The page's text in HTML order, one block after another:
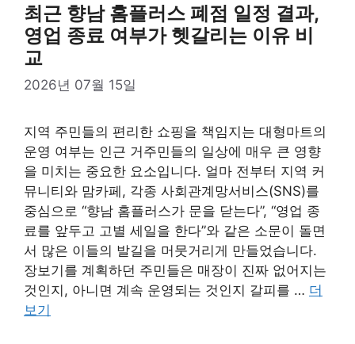
최근 향남 홈플러스 폐점 일정 결과,
영업 종료 여부가 헷갈리는 이유 비
교
2026년 07월 15일
지역 주민들의 편리한 쇼핑을 책임지는 대형마트의
운영 여부는 인근 거주민들의 일상에 매우 큰 영향
을 미치는 중요한 요소입니다. 얼마 전부터 지역 커
뮤니티와 맘카페, 각종 사회관계망서비스(SNS)를
중심으로 “향남 홈플러스가 문을 닫는다”, “영업 종
료를 앞두고 고별 세일을 한다”와 같은 소문이 돌면
서 많은 이들의 발길을 머뭇거리게 만들었습니다.
장보기를 계획하던 주민들은 매장이 진짜 없어지는
것인지, 아니면 계속 운영되는 것인지 갈피를 … 더
보기